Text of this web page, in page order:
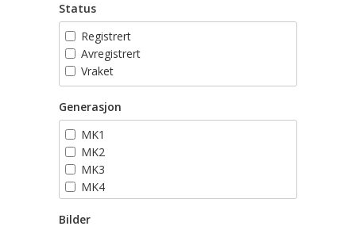
Status
Registrert
Avregistrert
Vraket
Generasjon
MK1
MK2
MK3
MK4
MK5
MK6
Bilder